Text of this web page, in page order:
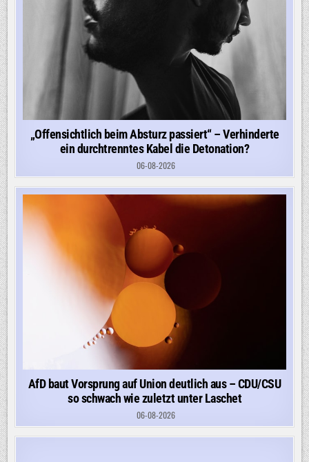
„Offensichtlich beim Absturz passiert“ – Verhinderte
ein durchtrenntes Kabel die Detonation?
06-08-2026
AfD baut Vorsprung auf Union deutlich aus – CDU/CSU
so schwach wie zuletzt unter Laschet
06-08-2026